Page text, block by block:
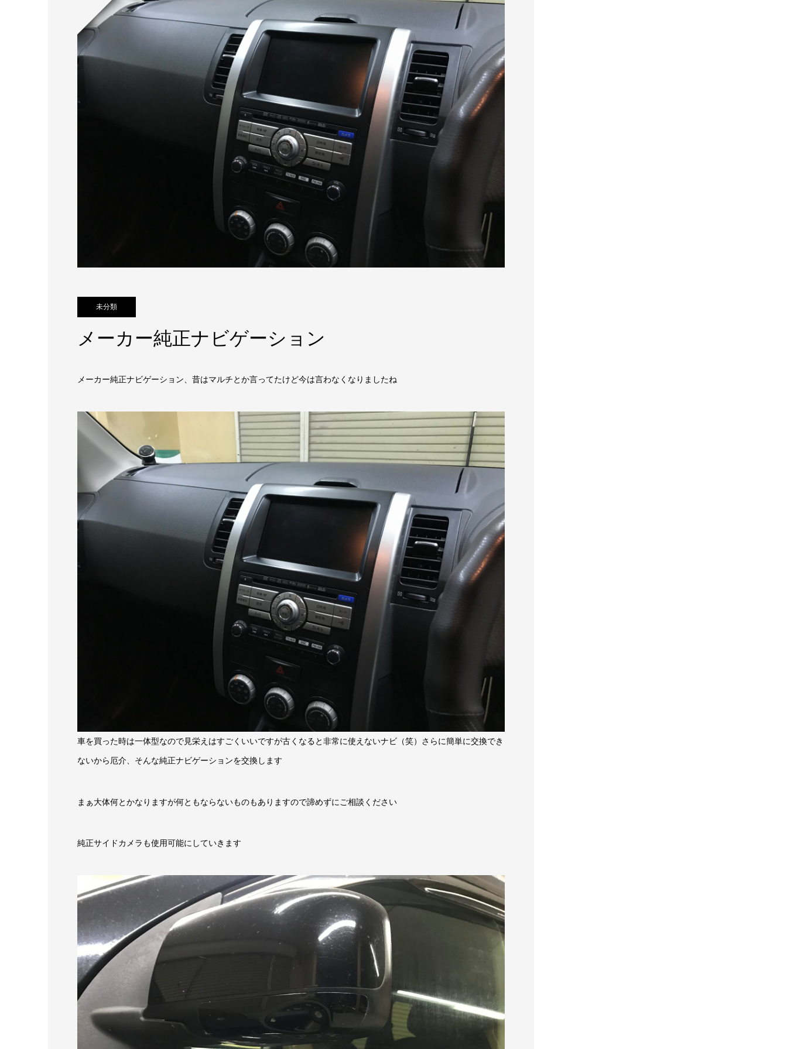
未分類
メーカー純正ナビゲーション
メーカー純正ナビゲーション、昔はマルチとか言ってたけど今は言わなくなりましたね
車を買った時は一体型なので見栄えはすごくいいですが古くなると非常に使えないナビ（笑）さらに簡単に交換でき
ないから厄介、そんな純正ナビゲーションを交換します
まぁ大体何とかなりますが何ともならないものもありますので諦めずにご相談ください
純正サイドカメラも使用可能にしていきます